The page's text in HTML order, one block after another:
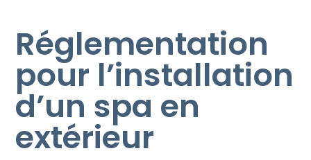
Réglementation
pour l’installation
d’un spa en
extérieur